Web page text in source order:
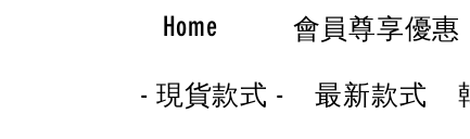
Home 會員尊享優惠
- 現貨款式 - 最新款式